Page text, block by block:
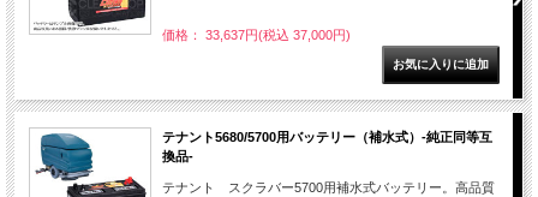
価格： 33,637円(税込 37,000円)
テナント5680/5700用バッテリー（補水式）-純正同等互
換品-
テナント スクラバー5700用補水式バッテリー。高品質